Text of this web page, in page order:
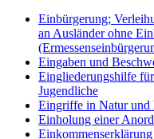
Einbürgerung;
an Ausländer ohne
Eingaben und
Eingliederungshilfe
Jugendliche
Eingriffe in Natur und
Einholung einer